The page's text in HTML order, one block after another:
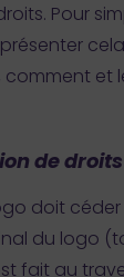
Pour
comment et
de
doit
du logo
fait au